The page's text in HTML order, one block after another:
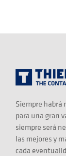
Siempre habrá
para una gran
siempre será
las mejores y
cada